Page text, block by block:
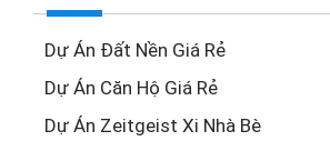
Dự Án Đất Nền Giá Rẻ
Dự Án Căn Hộ Giá Rẻ
Dự Án Zeitgeist Xi Nhà Bè